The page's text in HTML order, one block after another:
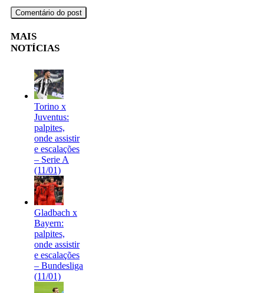
MAIS
NOTÍCIAS
Torino x
Juventus:
palpites,
onde assistir
e escalações
– Serie A
(11/01)
Gladbach x
Bayern:
palpites,
onde assistir
e escalações
– Bundesliga
(11/01)